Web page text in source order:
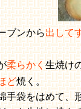
ブンから出して
柔らかく生焼け
ど焼く。
手袋をはめて、